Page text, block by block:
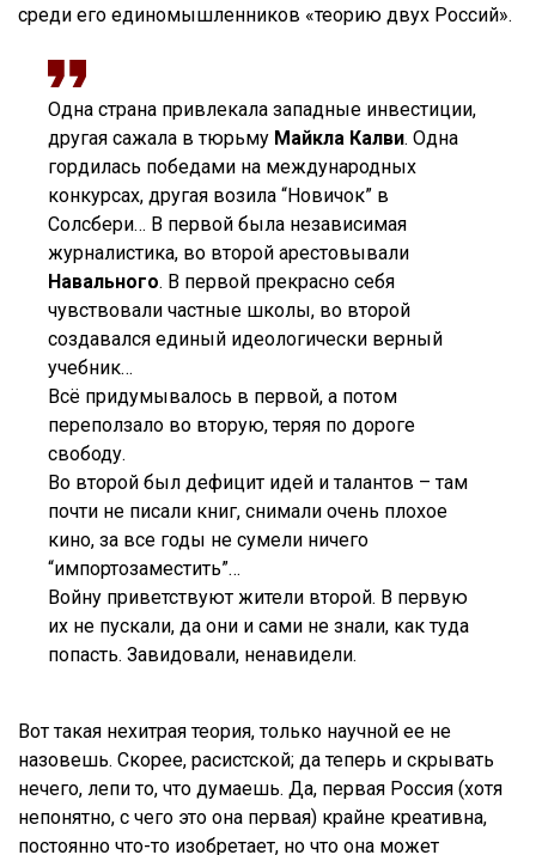
среди его единомышленников «теорию двух Россий».
Одна страна привлекала западные инвестиции,
другая сажала в тюрьму Майкла Калви. Одна
гордилась победами на международных
конкурсах, другая возила “Новичок” в
Солсбери… В первой была независимая
журналистика, во второй арестовывали
Навального. В первой прекрасно себя
чувствовали частные школы, во второй
создавался единый идеологически верный
учебник…
Всё придумывалось в первой, а потом
переползало во вторую, теряя по дороге
свободу.
Во второй был дефицит идей и талантов – там
почти не писали книг, снимали очень плохое
кино, за все годы не сумели ничего
“импортозаместить”…
Войну приветствуют жители второй. В первую
их не пускали, да они и сами не знали, как туда
попасть. Завидовали, ненавидели.
Вот такая нехитрая теория, только научной ее не
назовешь. Скорее, расистской; да теперь и скрывать
нечего, лепи то, что думаешь. Да, первая Россия (хотя
непонятно, с чего это она первая) крайне креативна,
постоянно что-то изобретает, но что она может